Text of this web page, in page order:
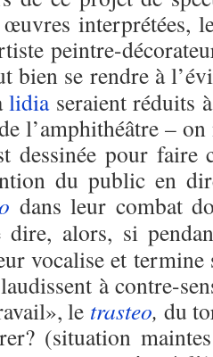
interprétées,
peintre-
bien se rendre à
lidiaseraient réduits
l’amphithéâtre –
dessinée pour faire
du public en
dans leur combat
dire, alors, si
vocalise et termine
à contre-
le trasteo, du
(situation